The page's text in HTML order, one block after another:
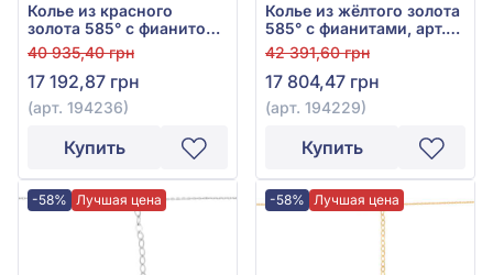
Колье из красного
золота 585° с фианитом,
арт. 194236
40 935,40 грн
17 192,87 грн
(арт. 194236)
Купить
Колье из жёлтого золота
585° с фианитами, арт.
194229
42 391,60 грн
17 804,47 грн
(арт. 194229)
Купить
-58% Лучшая цена -58% Лучшая цена